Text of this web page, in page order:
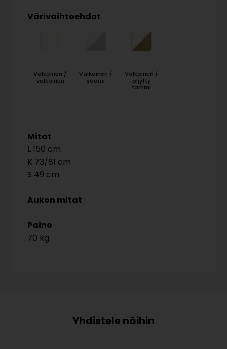
Värivaihtoehdot
Valkoinen /
valkoinen
Valkoinen /
saarni
Valkoinen /
öljytty
tammi
Mitat
150
73/81
49
Aukon mitat
Paino
70 kg